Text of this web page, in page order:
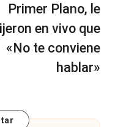
Primer Plano, le
en vivo que
«No te conviene
hablar»